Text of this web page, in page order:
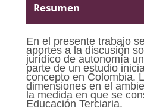
Resumen
En el presente trabajo
aportes a la discusión
jurídico de autonomía
parte de un estudio
concepto en Colombia.
dimensiones en el
la medida en que se
Educación Terciaria.